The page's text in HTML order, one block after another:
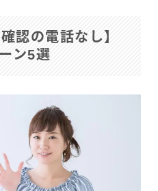
認の電話なし】
ン5選